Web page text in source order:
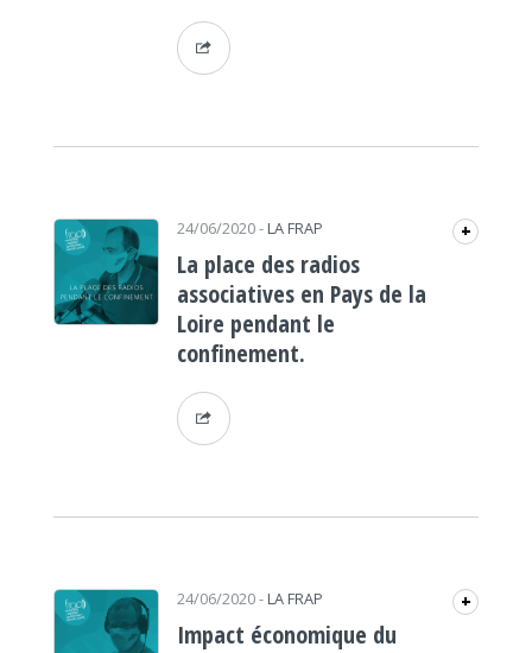
24/06/2020- LA FRAP +
La place des radios
associatives en Pays de la
Loire pendant le
confinement.
24/06/2020- LA FRAP +
Impact économique du